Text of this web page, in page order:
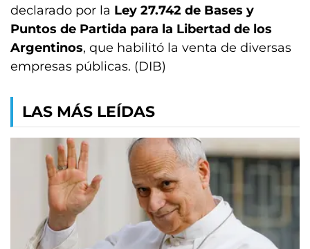
declarado por la Ley 27.742 de Bases y
Puntos de Partida para la Libertad de los
Argentinos, que habilitó la venta de diversas
empresas públicas. (DIB)
LAS MÁS LEÍDAS